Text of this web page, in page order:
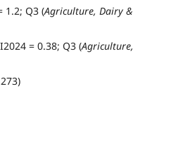
1.2; Q3 (Agriculture, Dairy &
= 0.38; Q3 (Agriculture,